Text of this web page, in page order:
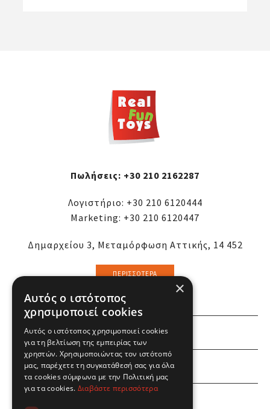
Πωλήσεις: +30 210 2162287
Λογιστήριο: +30 210 6120444
Marketing: +30 210 6120447
Δημαρχείου 3, Μεταμόρφωση Αττικής, 14 452
ΠΕΡΙΣΣΌΤΕΡΑ
ΕΜΕΙΣ
ΕΣΕΙΣ
×
Αυτός ο ιστότοπος
χρησιμοποιεί cookies
Αυτός ο ιστότοπος χρησιμοποιεί cookies
για τη βελτίωση της εμπειρίας των
χρηστών. Χρησιμοποιώντας τον ιστότοπό
μας, παρέχετε τη συγκατάθεσή σας για όλα
τα cookies σύμφωνα με την Πολιτική μας
για τα cookies. Διαβάστε περισσότερα